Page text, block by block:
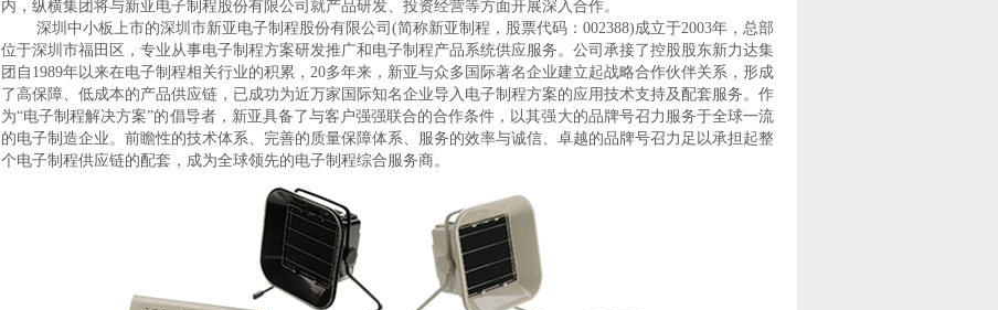
内，纵横集团将与新亚电子制程股份有限公司就产品研发、投资经营等方面开展深入合作。
深圳中小板上市的深圳市新亚电子制程股份有限公司 (简称新亚制程，股票代码： 002388)成立于2003年，总部
位于深圳市福田区，专业从事电子制程方案研发推广和电子制程产品系统供应服务。公司承接了控股股东新力达集
团自 1989年以来在电子制程相关行业的积累， 20多年来，新亚与众多国际著名企业建立起战略合作伙伴关系，形成
了高保障、低成本的产品供应链，已成功为近万家国际知名企业导入电子制程方案的应用技术支持及配套服务。作
为“电子制程解决方案”的倡导者，新亚具备了与客户强强联合的合作条件，以其强大的品牌号召力服务于全球一流
的电子制造企业。前瞻性的技术体系、完善的质量保障体系、服务的效率与诚信、卓越的品牌号召力足以承担起整
个电子制程供应链的配套，成为全球领先的电子制程综合服务商。